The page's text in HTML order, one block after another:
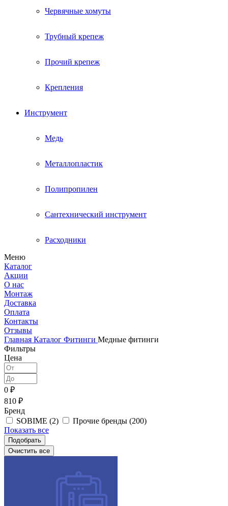
Червячные хомуты
Трубный крепеж
Прочий крепеж
Крепления
Инструмент
Медь
Металлопластик
Полипропилен
Сантехнический инструмент
Расходники
Меню
Каталог
Акции
О нас
Монтаж
Доставка
Оплата
Контакты
Отзывы
Главная Каталог Фитинги Медные фитинги
Фильтры
Цена
0 ₽
810 ₽
Бренд
SOBIME (2) Прочие бренды (200)
Показать все